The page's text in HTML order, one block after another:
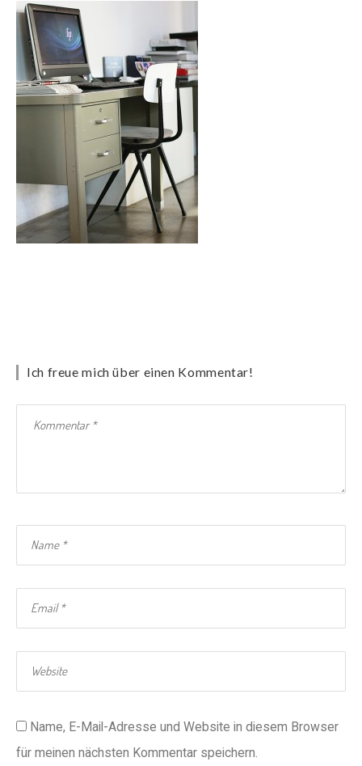
Ich freue mich über einen Kommentar!
Name, E-Mail-Adresse und Website in diesem Browser
für meinen nächsten Kommentar speichern.